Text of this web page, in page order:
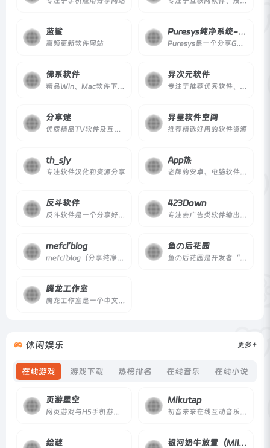
蓝鲨
高频更新软件网站
Puresys纯净系统-软件下载
Puresys是一个分享Ghost系统与PC软件资源的博客，致力于免费提供优质的去广告绿色软件、常用的破解优化软件，以及各类经验教程。
佛系软件
精品Win、Mac软件下载网站
异次元软件
专注于推荐优秀软件、APP应用和互联网资源
分享迷
优质精品TV软件及互联网资源分享
异星软件空间
推荐精选好用的软件资源
th_sjy
专注软件汉化和资源分享
App热
老牌的安卓、电脑软件下载网站
反斗软件
反斗软件是一个分享好用且免费的个人软件和绿色软件的个人博客，涵盖 Mac 和 Windows 平台，提供软件介绍、限免信息及实用工具推荐。
423Down
专注去广告类软件输出10年
mefcl’blog
mefcl'blog（分享纯净好资源）是站长吕正伟运营的个人软件博客，自2015年起免费分享纯净无广告的精品软件资源，涵盖电脑、安卓、操作系统等多个分类，适合需要绿色版、去广告版软件的用户。
鱼の后花园
鱼の后花园是开发者“木鱼”维护的个人软件网站，汇集了数十款免费工具软件，涵盖网络工具、桌面美化、开发人员工具等，并提供汉化版与开发组件。
腾龙工作室
腾龙工作室是一个中文软件与技术教程网站，由站长个人独立运营，专注于分享干净、可持续的软件及配套的实操教程，适合创作者与技术爱好者。
休闲娱乐
在线游戏 游戏下载 热榜排名 在线音乐 在线小说
更多+
页游星空
网页游戏与H5手机游戏，以及游戏礼包、开服表、资讯、攻略、排行榜等相关讯息。
Mikutap
初音未来在线互动音乐生成器
绘谜 银河奶牛放置（Milky Way Idle）